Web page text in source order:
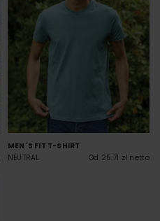
MEN´S FIT T-SHIRT
NEUTRAL
Od 25.71 zł netto